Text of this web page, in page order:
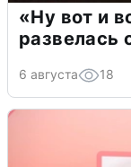
«Ну вот и
6 августа 18